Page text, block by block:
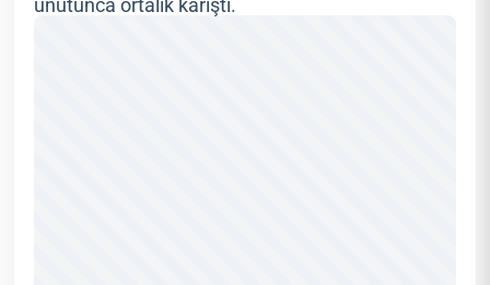
unutunca ortalık karıştı.